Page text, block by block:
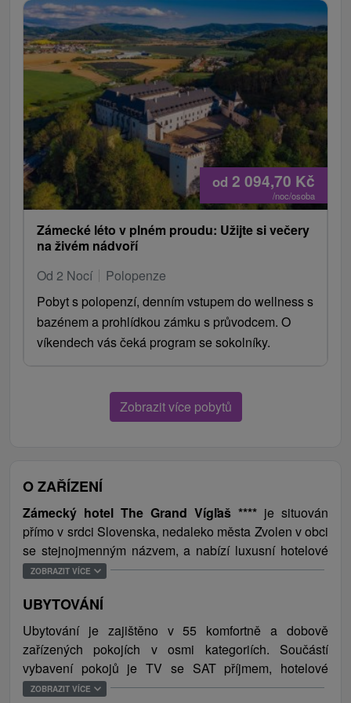
od 2 094,70 Kč
/noc/osoba
Zámecké léto v plném proudu: Užijte si večery
na živém nádvoří
Od 2 Nocí
Polopenze
Pobyt s polopenzí, denním vstupem do wellness s
bazénem a prohlídkou zámku s průvodcem. O
víkendech vás čeká program se sokolníky.
Zobrazit více pobytů
O ZAŘÍZENÍ
Zámecký hotel The Grand Vígľaš **** je situován
přímo v srdci Slovenska, nedaleko města Zvolen v obci
se stejnojmenným názvem, a nabízí luxusní hotelové
služby v nádherném historickém prostředí. Samotný
v seznamu Národních kulturních památek a je
unikátem v rámci Slovenska.
Kromě komforního ubytování je hostům k dispozici ala
carte restaurace Ava Simone, pro ubytované hosty
ZOBRAZIT VÍCE
UBYTOVÁNÍ
Ubytování je zajištěno v 55 komfortně a dobově
zařízených pokojích v osmi kategoriích. Součástí
vybavení pokojů je TV se SAT příjmem, hotelové
prádlo a kosmetika, soukromá koupelna s vanou nebo
ZOBRAZIT VÍCE